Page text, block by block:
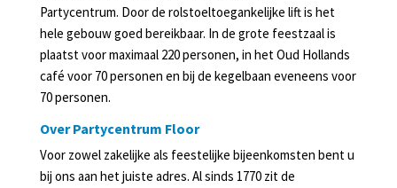
Partycentrum. Door de rolstoeltoegankelijke lift is het
hele gebouw goed bereikbaar. In de grote feestzaal is
plaatst voor maximaal 220 personen, in het Oud Hollands
café voor 70 personen en bij de kegelbaan eveneens voor
70 personen.
Over Partycentrum Floor
Voor zowel zakelijke als feestelijke bijeenkomsten bent u
bij ons aan het juiste adres. Al sinds 1770 zit de